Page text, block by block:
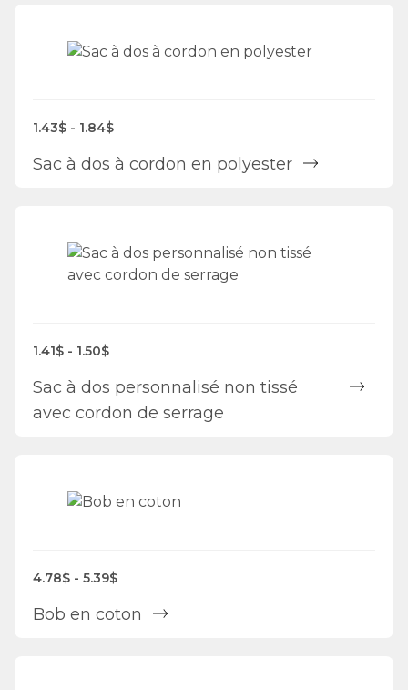
1.43$ - 1.84$
Sac à dos à cordon en polyester
1.41$ - 1.50$
Sac à dos personnalisé non tissé
avec cordon de serrage
4.78$ - 5.39$
Bob en coton